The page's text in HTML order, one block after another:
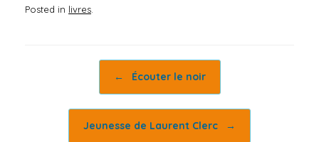
Posted in livres
← Écouter le noir
Jeunesse de Laurent Clerc →